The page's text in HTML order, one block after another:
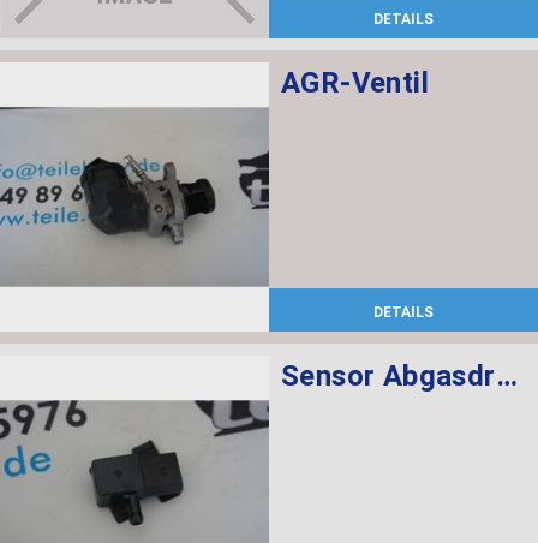
DETAILS
AGR-Ventil
DETAILS
Sensor Abgasdruck